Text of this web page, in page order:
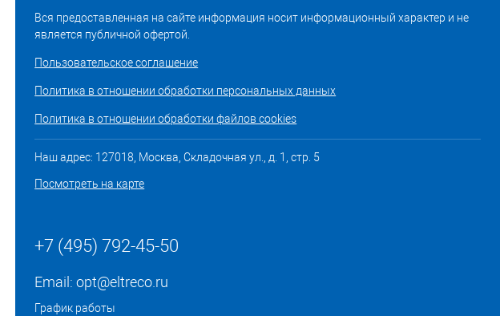
Вся предоставленная на сайте информация носит информационный характер и не
является публичной офертой.
Пользовательское соглашение
Политика в отношении обработки персональных данных
Политика в отношении обработки файлов cookies
Наш адрес: 127018, Москва, Складочная ул., д. 1, стр. 5
Посмотреть на карте
+7 (495) 792-45-50
Email:opt@eltreco.ru
График работы